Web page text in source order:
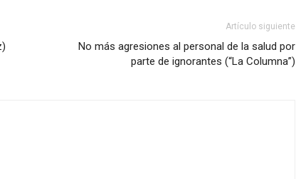
Artículo siguiente
No más agresiones al personal de la salud por
parte de ignorantes (“La Columna”)